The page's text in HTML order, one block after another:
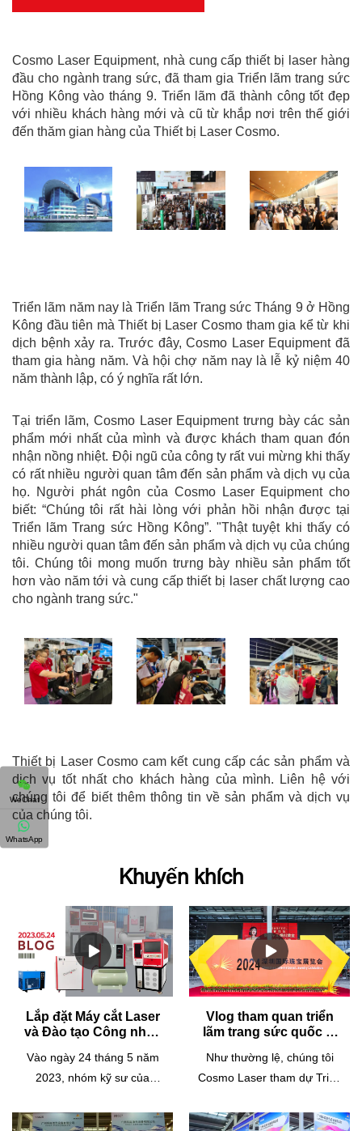
Cosmo Laser Equipment, nhà cung cấp thiết bị laser hàng
đầu cho ngành trang sức, đã tham gia Triển lãm trang sức
Hồng Kông vào tháng 9. Triển lãm đã thành công tốt đẹp
với nhiều khách hàng mới và cũ từ khắp nơi trên thế giới
đến thăm gian hàng của Thiết bị Laser Cosmo.
Triển lãm năm nay là Triển lãm Trang sức Tháng 9 ở Hồng
Kông đầu tiên mà Thiết bị Laser Cosmo tham gia kể từ khi
dịch bệnh xảy ra. Trước đây, Cosmo Laser Equipment đã
tham gia hàng năm. Và hội chợ năm nay là lễ kỷ niệm 40
năm thành lập, có ý nghĩa rất lớn.
Tại triển lãm, Cosmo Laser Equipment trưng bày các sản
phẩm mới nhất của mình và được khách tham quan đón
nhận nồng nhiệt. Đội ngũ của công ty rất vui mừng khi thấy
có rất nhiều người quan tâm đến sản phẩm và dịch vụ của
họ.
Người phát ngôn của Cosmo Laser Equipment cho
biết: “Chúng tôi rất hài lòng với phản hồi nhận được tại
Triển lãm Trang sức Hồng Kông”. "Thật tuyệt khi thấy có
nhiều người quan tâm đến sản phẩm và dịch vụ của chúng
tôi. Chúng tôi mong muốn trưng bày nhiều sản phẩm tốt
hơn vào năm tới và cung cấp thiết bị laser chất lượng cao
cho ngành trang sức."
Thiết bị Laser Cosmo cam kết cung cấp các sản phẩm và
dịch vụ tốt nhất cho khách hàng của mình. Liên hệ với
chúng tôi để biết thêm thông tin về sản phẩm và dịch vụ
của chúng tôi.
Khuyến khích
Lắp đặt Máy cắt Laser
và Đào tạo Công nhân
của Khách hàng vào
ngày 24/05/2023
Vào ngày 24 tháng 5 năm
2023, nhóm kỹ sư của
máy của khách hàng để lắp
Vlog tham quan triển
lãm trang sức quốc tế
Như thường lệ, chúng tôi
Cosmo Laser tham dự Triển
Quyến hàng năm. Chúng tôi
WeChat
WhatsApp